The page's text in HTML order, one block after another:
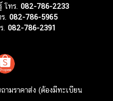
โทร. 082-786-2233
. 082-786-5965
. 082-786-2391
ามราคาส่ง (ต้องมีทะเบียน